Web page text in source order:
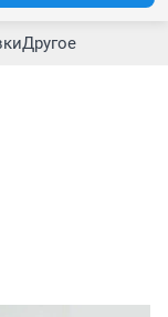
Другое